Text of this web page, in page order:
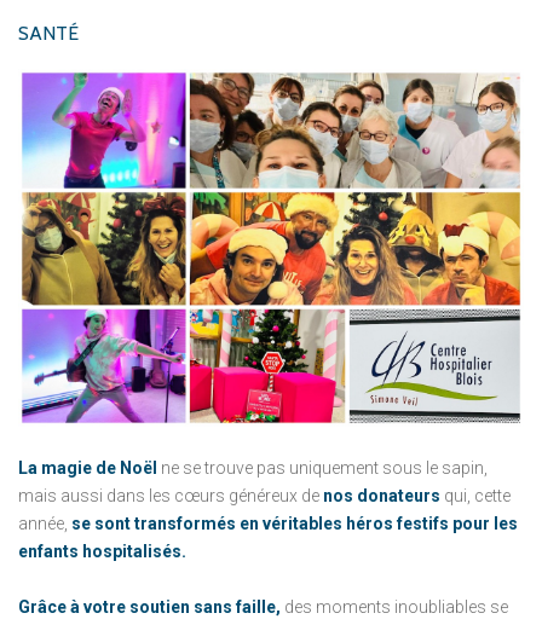
SANTÉ
La magie de Noël ne se trouve pas uniquement sous le sapin,
mais aussi dans les cœurs généreux de nos donateurs qui, cette
année, se sont transformés en véritables héros festifs pour les
enfants hospitalisés.
Grâce à votre soutien sans faille, des moments inoubliables se